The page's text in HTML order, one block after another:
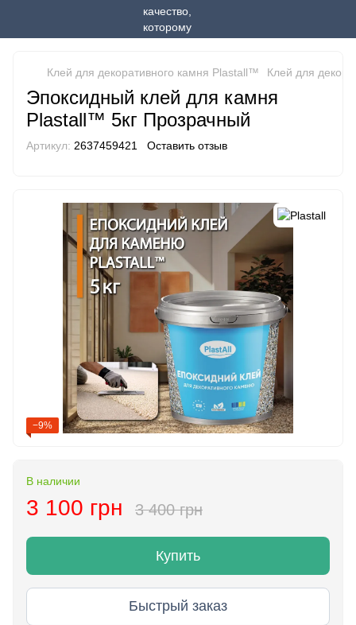
Клей для декоративного камня Plastall™ Клей для
Эпоксидный клей для камня
Plastall™ 5кг Прозрачный
Артикул: 2637459421 Оставить отзыв
−9%
В наличии
3 100 грн 3 400 грн
Купить
Быстрый заказ